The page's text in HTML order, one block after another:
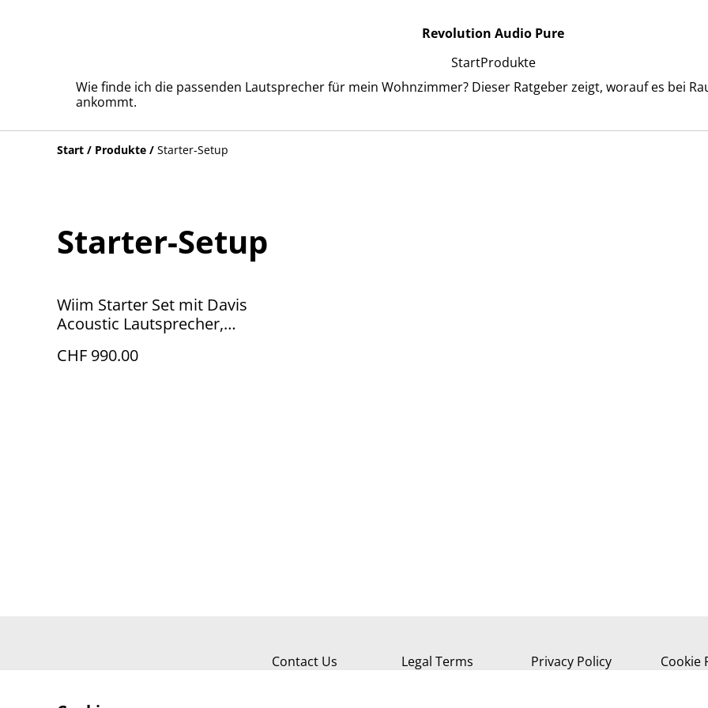
Revolution Audio Pure
StartProdukte
Wie finde ich die passenden Lautsprecher für mein Wohnzimmer? Dieser Ratgeber zeigt, worauf es bei
ankommt.
Start / Produkte / Starter-Setup
Starter-Setup
Wiim Starter Set mit Davis
Acoustic Lautsprecher,
CHF 990.00
Contact Us Legal Terms Privacy Policy Cookie